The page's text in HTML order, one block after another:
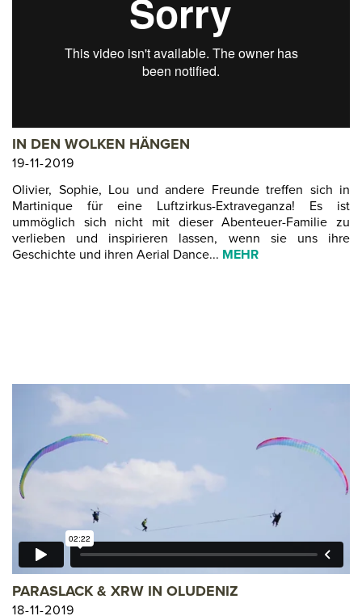
IN DEN WOLKEN HÄNGEN
19-11-2019
Olivier, Sophie, Lou und andere Freunde treffen sich in
Martinique für eine Luftzirkus-Extraveganza! Es ist
ummöglich sich nicht mit dieser Abenteuer-Familie zu
verlieben und inspirieren lassen, wenn sie uns ihre
Geschichte und ihren Aerial Dance... MEHR
PARASLACK & XRW IN OLUDENIZ
18-11-2019